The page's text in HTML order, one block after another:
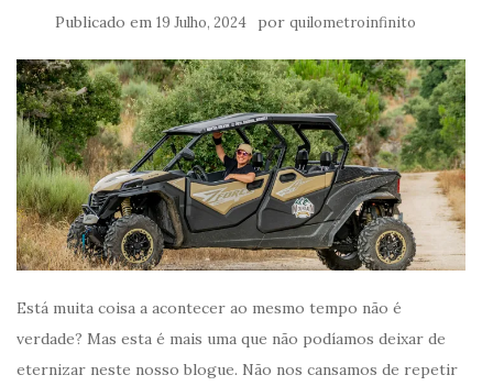
Publicado em 19 Julho, 2024 por quilometroinfinito
Está muita coisa a acontecer ao mesmo tempo não é
verdade? Mas esta é mais uma que não podíamos deixar de
eternizar neste nosso blogue. Não nos cansamos de repetir